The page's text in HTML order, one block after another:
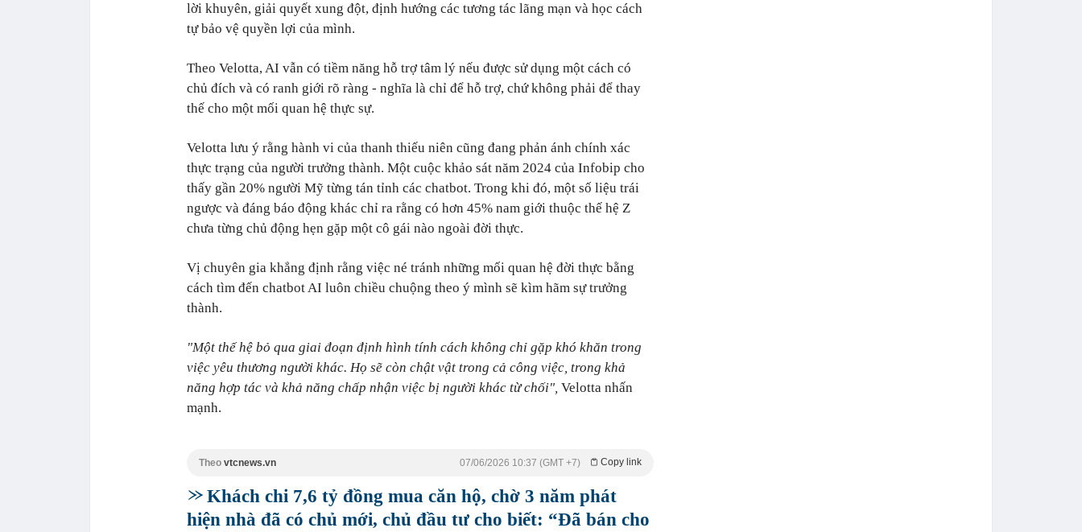
lời khuyên, giải quyết xung đột, định hướng các tương tác lãng mạn và học cách
tự bảo vệ quyền lợi của mình.
Theo Velotta, AI vẫn có tiềm năng hỗ trợ tâm lý nếu được sử dụng một cách có
chủ đích và có ranh giới rõ ràng - nghĩa là chỉ để hỗ trợ, chứ không phải để thay
thế cho một mối quan hệ thực sự.
Velotta lưu ý rằng hành vi của thanh thiếu niên cũng đang phản ánh chính xác
thực trạng của người trưởng thành. Một cuộc khảo sát năm 2024 của Infobip cho
thấy gần 20% người Mỹ từng tán tỉnh các chatbot. Trong khi đó, một số liệu trái
ngược và đáng báo động khác chỉ ra rằng có hơn 45% nam giới thuộc thế hệ Z
chưa từng chủ động hẹn gặp một cô gái nào ngoài đời thực.
Vị chuyên gia khẳng định rằng việc né tránh những mối quan hệ đời thực bằng
cách tìm đến chatbot AI luôn chiều chuộng theo ý mình sẽ kìm hãm sự trưởng
thành.
"Một thế hệ bỏ qua giai đoạn định hình tính cách không chỉ gặp khó khăn trong
việc yêu thương người khác. Họ sẽ còn chật vật trong cả công việc, trong khả
năng hợp tác và khả năng chấp nhận việc bị người khác từ chối", Velotta nhấn
mạnh.
Theo vtcnews.vn Copy link
07/06/2026 10:37 (GMT +7)
Khách chi 7,6 tỷ đồng mua căn hộ, chờ 3 năm phát
hiện nhà đã có chủ mới, chủ đầu tư cho biết: “Đã bán cho